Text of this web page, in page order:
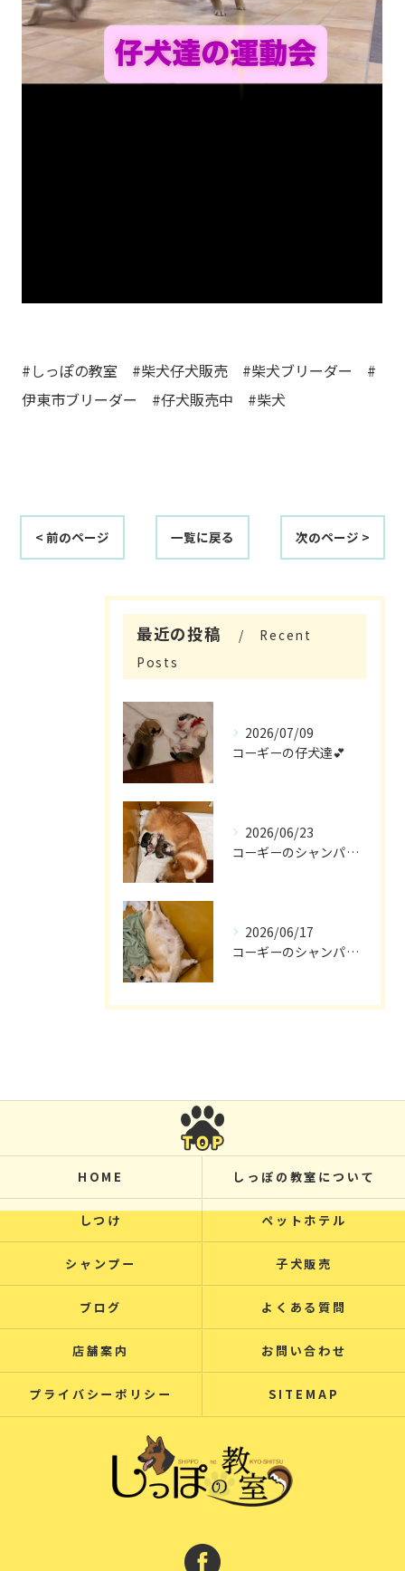
#しっぽの教室 #柴犬仔犬販売 #柴犬ブリーダー #
伊東市ブリーダー #仔犬販売中 #柴犬
< 前のページ 一覧に戻る 次のページ >
最近の投稿
Recent
Posts
2026/07/09
コーギーの仔犬達💕
2026/06/23
コーギーのシャンパン🎵
2026/06/17
コーギーのシャンパン🥂
HOME しっぽの教室について
しつけ ペットホテル
シャンプー 子犬販売
ブログ よくある質問
店舗案内 お問い合わせ
プライバシーポリシー SITEMAP